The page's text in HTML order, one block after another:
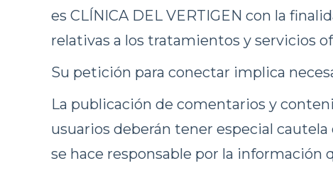
es CLÍNICA DEL VERTIGEN con la
relativas a los tratamientos y servicios
Su petición para conectar implica
La publicación de comentarios y
usuarios deberán tener especial
se hace responsable por la información